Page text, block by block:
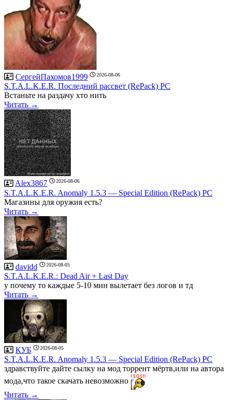
СергейПахомов1999 2026-08-06
S.T.A.L.K.E.R. Последний рассвет (RePack) PC
Встаньте на раздачу хто нить
Читать →
Alex3867 2026-08-06
S.T.A.L.K.E.R. Anomaly 1.5.3 — Special Edition (RePack) PC
Магазины для оружия есть?
Читать →
davidd 2026-08-05
S.T.A.L.K.E.R.: Dead Air + Last Day
у почему то каждые 5-10 мин вылетает без логов и тд
Читать →
КУБ 2026-08-05
S.T.A.L.K.E.R. Anomaly 1.5.3 — Special Edition (RePack) PC
здравствуйте дайте сылку на мод торрент мёртв,или на автора
мода,что такое скачать невозможно
Читать →